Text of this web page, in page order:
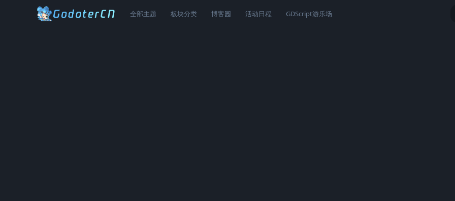
全部主题 板块分类 博客园 活动日程 GDScript游乐场